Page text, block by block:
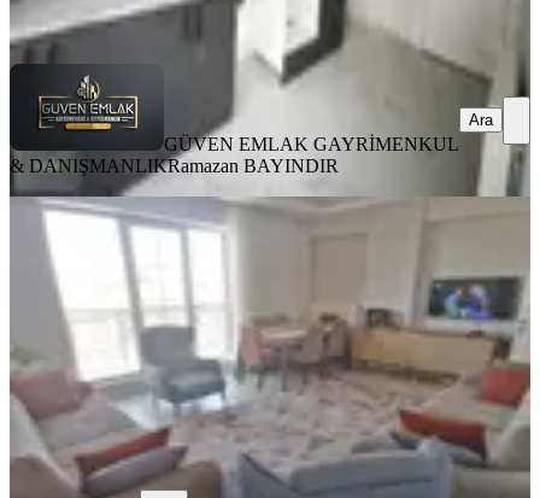
Ara
GÜVEN EMLAK GAYRİMENKUL
& DANIŞMANLIKRamazan BAYINDIR
Ara
MANZARALI
Paşaköşkünde Satılık 3+1 Daire
3+1· 135 m² ·4. Kat ·04.08.2026
5.450.000 ₺
Eda Yaman